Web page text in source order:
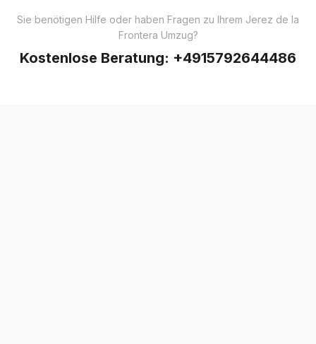
Sie benötigen Hilfe oder haben Fragen zu Ihrem Jerez de la
Frontera Umzug?
Kostenlose Beratung: +4915792644486